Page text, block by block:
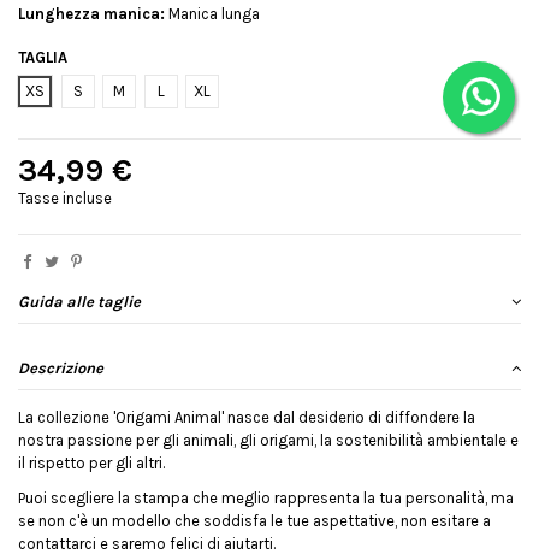
Lunghezza manica: Manica lunga
TAGLIA
XS
S M L XL
34,99 €
Tasse incluse
Guida alle taglie
Descrizione
La collezione 'Origami Animal' nasce dal desiderio di diffondere la
nostra passione per gli animali, gli origami, la sostenibilità ambientale e
il rispetto per gli altri.
Puoi scegliere la stampa che meglio rappresenta la tua personalità, ma
se non c'è un modello che soddisfa le tue aspettative, non esitare a
contattarci e saremo felici di aiutarti.